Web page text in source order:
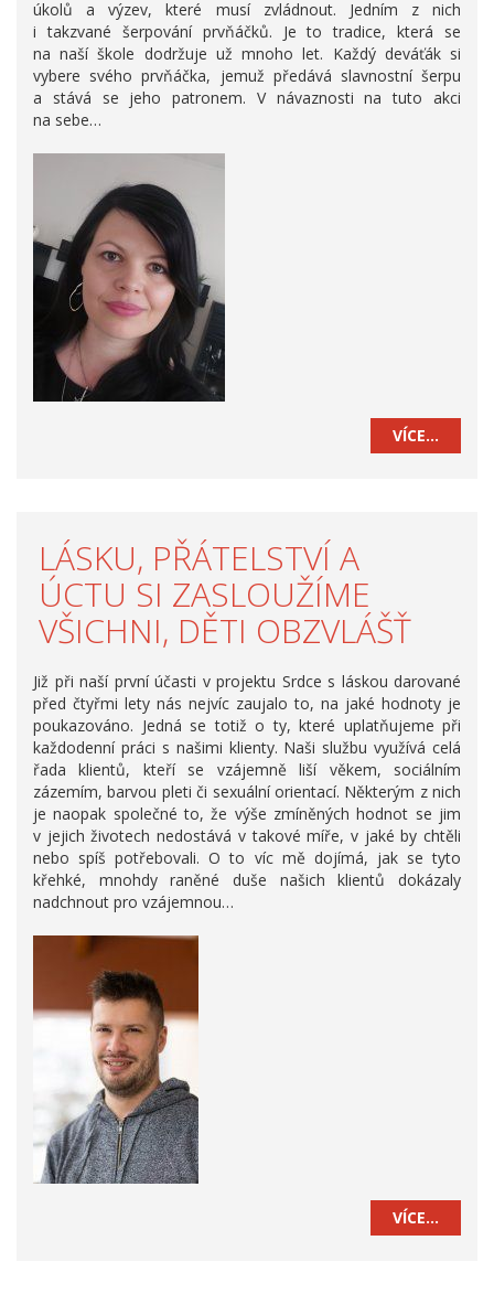
úkolů a výzev, které musí zvládnout. Jedním z nich
i takzvané šerpování prvňáčků. Je to tradice, která se
na naší škole dodržuje už mnoho let. Každý deváťák si
vybere svého prvňáčka, jemuž předává slavnostní šerpu
a stává se jeho patronem. V návaznosti na tuto akci
na sebe…
VÍCE…
LÁSKU, PŘÁTELSTVÍ A
ÚCTU SI ZASLOUŽÍME
VŠICHNI, DĚTI OBZVLÁŠŤ
Již při naší první účasti v projektu Srdce s láskou darované
před čtyřmi lety nás nejvíc zaujalo to, na jaké hodnoty je
poukazováno. Jedná se totiž o ty, které uplatňujeme při
každodenní práci s našimi klienty. Naši službu využívá celá
řada klientů, kteří se vzájemně liší věkem, sociálním
zázemím, barvou pleti či sexuální orientací. Některým z nich
je naopak společné to, že výše zmíněných hodnot se jim
v jejich životech nedostává v takové míře, v jaké by chtěli
nebo spíš potřebovali. O to víc mě dojímá, jak se tyto
křehké, mnohdy raněné duše našich klientů dokázaly
nadchnout pro vzájemnou…
VÍCE…